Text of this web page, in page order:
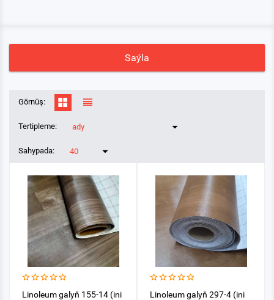
Saýla
Görnüş:
Tertipleme: ady
Sahypada: 40
Linolеum galyň 155-14 (ini
Linolеum galyň 297-4 (ini